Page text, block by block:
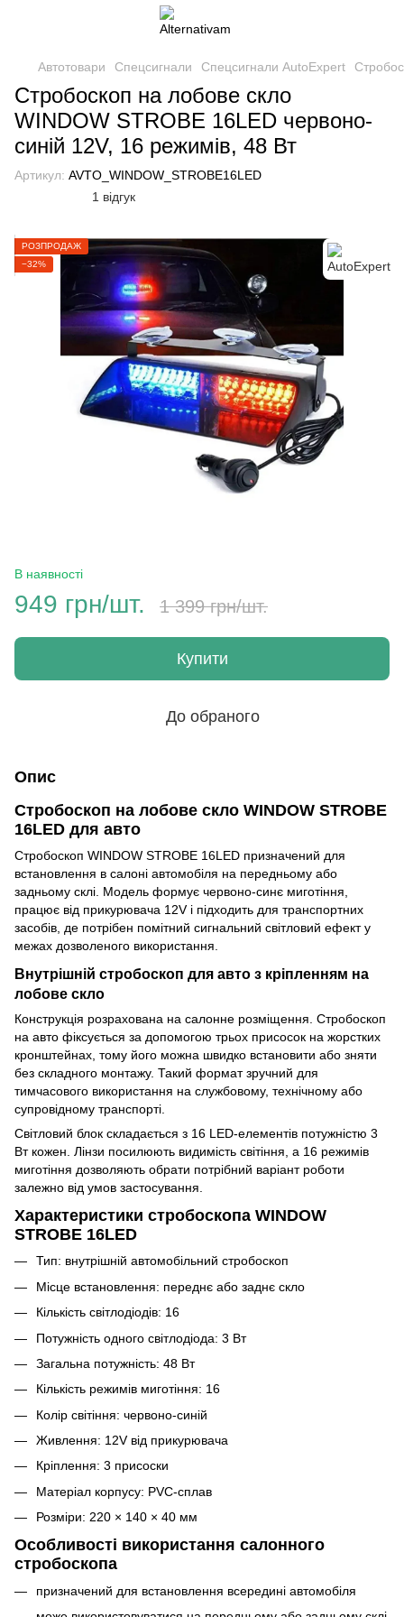
Автотовари Спецсигнали Спецсигнали AutoExpert
Стробоскоп на лобове скло
WINDOW STROBE 16LED червоно-
синій 12V, 16 режимів, 48 Вт
Артикул: AVTO_WINDOW_STROBE16LED
1 відгук
РОЗПРОДАЖ
−32%
В наявності
949 грн/шт. 1 399 грн/шт.
Купити
До обраного
Опис
Стробоскоп на лобове скло WINDOW STROBE
16LED для авто
Стробоскоп WINDOW STROBE 16LED призначений для
встановлення в салоні автомобіля на передньому або
задньому склі. Модель формує червоно-синє миготіння,
працює від прикурювача 12V і підходить для транспортних
засобів, де потрібен помітний сигнальний світловий ефект у
межах дозволеного використання.
Внутрішній стробоскоп для авто з кріпленням на
лобове скло
Конструкція розрахована на салонне розміщення. Стробоскоп
на авто фіксується за допомогою трьох присосок на жорстких
кронштейнах, тому його можна швидко встановити або зняти
без складного монтажу. Такий формат зручний для
тимчасового використання на службовому, технічному або
супровідному транспорті.
Світловий блок складається з 16 LED-елементів потужністю 3
Вт кожен. Лінзи посилюють видимість світіння, а 16 режимів
миготіння дозволяють обрати потрібний варіант роботи
залежно від умов застосування.
Характеристики стробоскопа WINDOW
STROBE 16LED
Тип: внутрішній автомобільний стробоскоп
Місце встановлення: переднє або заднє скло
Кількість світлодіодів: 16
Потужність одного світлодіода: 3 Вт
Загальна потужність: 48 Вт
Кількість режимів миготіння: 16
Колір світіння: червоно-синій
Живлення: 12V від прикурювача
Кріплення: 3 присоски
Матеріал корпусу: PVC-сплав
Розміри: 220 × 140 × 40 мм
Особливості використання салонного
стробоскопа
призначений для встановлення всередині автомобіля